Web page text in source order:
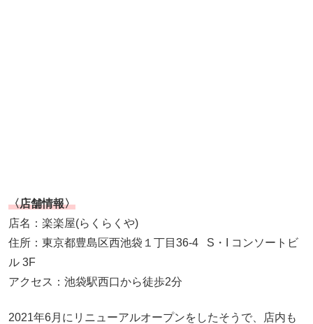
〈店舗情報〉
店名：楽楽屋(らくらくや)
住所：東京都豊島区西池袋１丁目36-4 S・I コンソートビ
ル 3F
アクセス：池袋駅西口から徒歩2分
2021年6月にリニューアルオープンをしたそうで、店内も